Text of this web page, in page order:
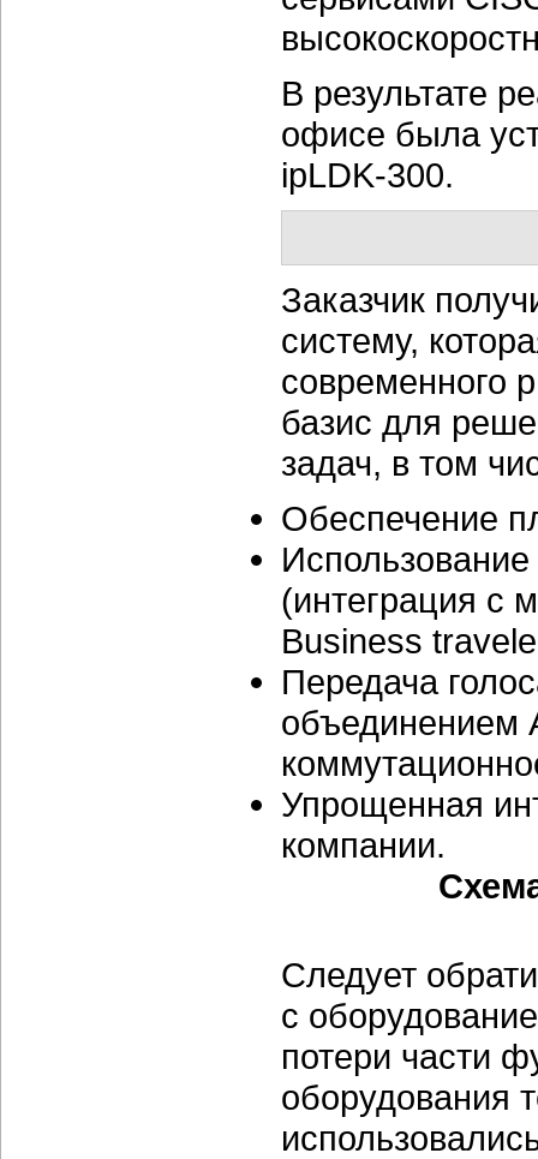
В результате
офисе была
ipLDK-300.
Заказчик
систему,
современного
базис для
задач, в том
Обеспечение
(интеграция с
Business
Передача
объединением
Упрощенная
компании.
Следует
с
потери части
оборудования